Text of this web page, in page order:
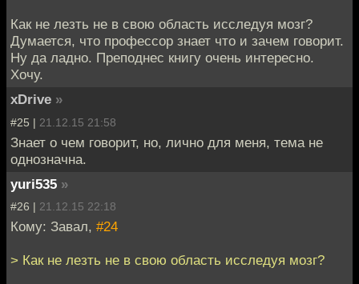
Как не лезть не в свою область исследуя мозг?
Думается, что профессор знает что и зачем говорит.
Ну да ладно. Преподнес книгу очень интересно.
Хочу.
xDrive »
#25 | 21.12.15 21:58
Знает о чем говорит, но, лично для меня, тема не
однозначна.
yuri535 »
#26 | 21.12.15 22:18
Кому: Завал, #24
> Как не лезть не в свою область исследуя мозг?